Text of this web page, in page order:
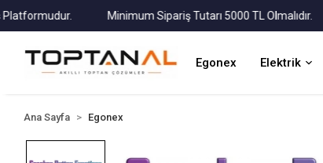
Minimum Sipariş Tutarı 5000 TL Olmalıdır.
Egonex Elektrik
Ana Sayfa Egonex